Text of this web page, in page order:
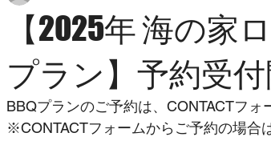
【2025年 海の家
プラン】予約受
BBQプランのご予約は、CONTACTフォ
※CONTACTフォームからご予約の場合